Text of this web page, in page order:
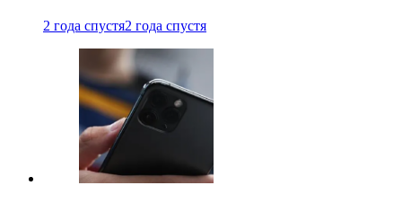
2 года спустя2 года спустя